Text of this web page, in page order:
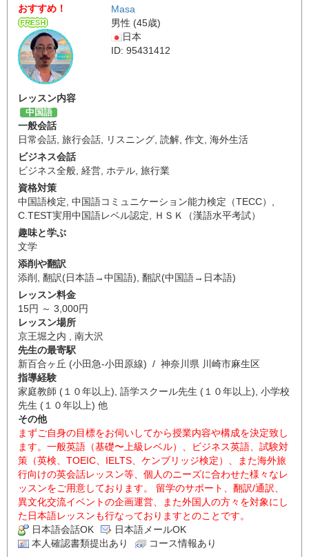
おすすめ！
Masa
男性 (45歳)
日本
ID: 95431412
レッスン内容
中国語
一般会話
日常会話 旅行会話 リスニング 読解 作文 海外生活
ビジネス会話
ビジネス全般 経営 ホテル 旅行業
資格対策
中国語検定 中国語コミュニケーション能力検定（TECC）
C.TEST実用中国語レベル認定
ＨＳＫ（漢語水平考試）
趣味と学ぶ
文学
添削や翻訳
添削
翻訳(日本語→中国語) 翻訳(中国語→日本語)
レッスン料金
15円 ～ 3,000円
レッスン場所
京王堀之内 , 南大沢
先生の最寄駅
新百合ヶ丘 (小田急-小田原線) / 神奈川県 川崎市麻生区
指導経験
家庭教師 (１０年以上), 語学スクール先生 (１０年以上), 小学校
先生 (１０年以上) 他
その他
まずご自身の目標をお伺いしてから授業内容や構成を決定致し
ます。一般英語（基礎〜上級レベル）、ビジネス英語、試験対
策（英検、TOEIC、IELTS、ケンブリッジ検定）、また海外旅
行向けの英会話レッスン等、個人のニーズに合わせた様々なレ
ッスンをご用意しております。 留学のサポート、翻訳/通訳、
異文化交流イベントの企画運営、また外国人の方々を対象にし
た日本語レッスンも行なっておりますとのことです。
日本語会話OK
日本語メールOK
本人確認書類提出あり
コース情報あり